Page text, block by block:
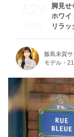
7.29
Wed
脚見せ
ホワイ
リラ
飯島未賀
モデル・